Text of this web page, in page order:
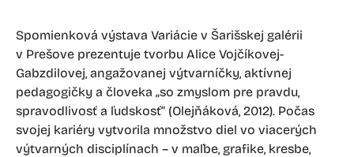
Spomienková výstava Variácie v Šarišskej galérii
v Prešove prezentuje tvorbu Alice Vojčíkovej-
Gabzdilovej, angažovanej výtvarníčky, aktívnej
pedagogičky a človeka „so zmyslom pre pravdu,
spravodlivosť a ľudskosť“ (Olejňáková, 2012). Počas
svojej kariéry vytvorila množstvo diel vo viacerých
výtvarných disciplínach – v maľbe, grafike, kresbe,